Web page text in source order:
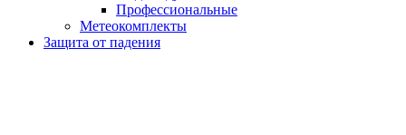
Профессиональные
Метеокомплекты
Защита от падения